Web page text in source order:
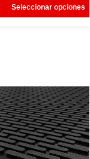
Seleccionar opciones